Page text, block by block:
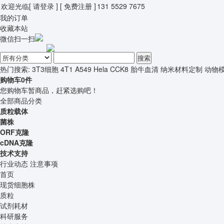
欢迎光临[ 请登录 ] [ 免费注册 ] 131 5529 7675
我的订单
收藏本站
微信扫一扫
搜索
热门搜索: 3T3细胞 4T1 A549 Hela CCK8 胎牛血清 纳米材料定制 动物
购物车0件
您购物车暂商品，赶紧选购吧！
全部商品分类
质粒载体
菌株
ORF克隆
cDNA克隆
技术支持
行业动态 注意事项
首页
现货细胞株
质粒
试剂耗材
科研服务